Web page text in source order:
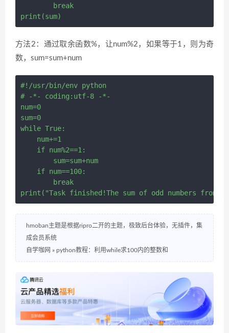
        break
方法2：通过取余函数%，让num%2，如果等于1，则为奇
数，sum=sum+num
#!/usr/bin/env python
# -*- coding:utf-8 -*-
num=0
sum=0
while True:
    num+=1
    if num%2==1:
        sum=sum+num
    if num==100:
        break
hmoban主题是根据ripro二开的主题，极致后台体验，无插件，集
成会员系统
自学咖网 » python教程：利用while求100内的整数和